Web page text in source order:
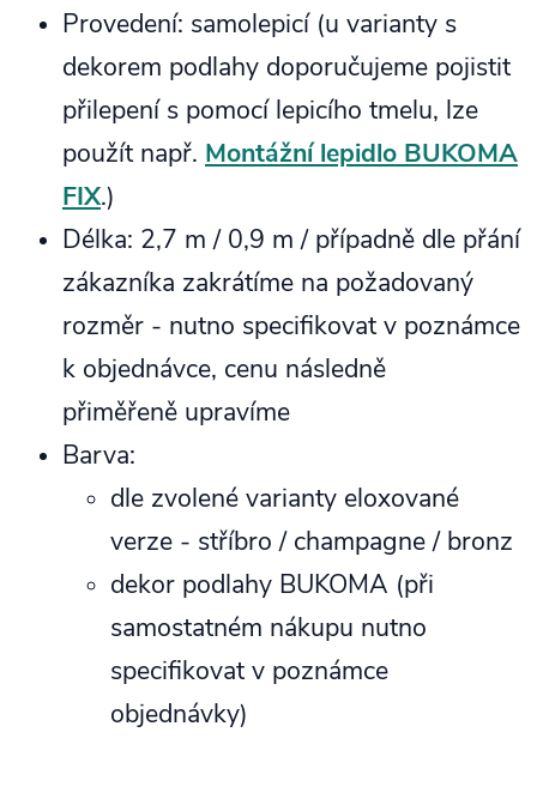
Provedení: samolepicí (u varianty s
dekorem podlahy doporučujeme pojistit
přilepení s pomocí lepicího tmelu, lze
použít např. Montážní lepidlo BUKOMA
FIX.)
Délka: 2,7 m / 0,9 m / případně dle přání
zákazníka zakrátíme na požadovaný
rozměr - nutno specifikovat v poznámce
k objednávce, cenu následně
přiměřeně upravíme
Barva:
dle zvolené varianty eloxované
verze - stříbro / champagne / bronz
dekor podlahy BUKOMA (při
samostatném nákupu nutno
specifikovat v poznámce
objednávky)